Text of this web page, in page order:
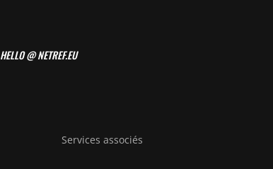
HELLO @ NETREF.EU
Services associés